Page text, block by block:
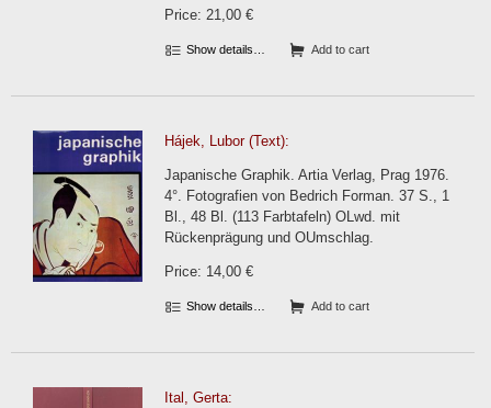
Price: 21,00 €
Show details… Add to cart
Hájek, Lubor (Text):
Japanische Graphik. Artia Verlag, Prag 1976.
4°. Fotografien von Bedrich Forman. 37 S., 1
Bl., 48 Bl. (113 Farbtafeln) OLwd. mit
Rückenprägung und OUmschlag.
Price: 14,00 €
Show details… Add to cart
Ital, Gerta: